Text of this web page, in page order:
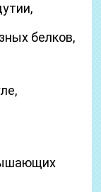
белков,